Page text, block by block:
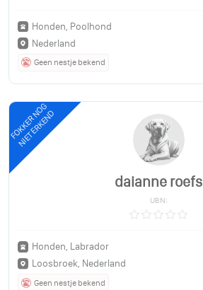
Honden, Poolhond
Nederland
Geen nestje bekend
FOKKER NOG
NIET ERKEND
daianne roefs
UBN:
Honden, Labrador
Loosbroek, Nederland
Geen nestje bekend